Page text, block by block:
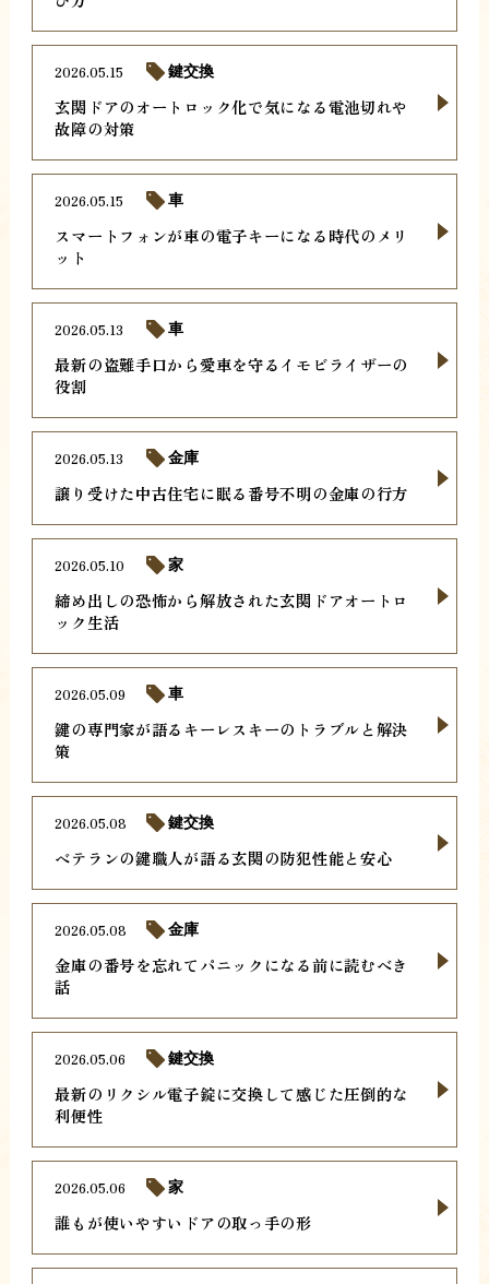
玄関ドアのオートロック化で気になる電池切れや
故障の対策
2026.05.15 鍵交換
スマートフォンが車の電子キーになる時代のメリ
ット
2026.05.15 車
最新の盗難手口から愛車を守るイモビライザーの
役割
2026.05.13 車
譲り受けた中古住宅に眠る番号不明の金庫の行方
2026.05.13 金庫
締め出しの恐怖から解放された玄関ドアオートロ
ック生活
2026.05.10 家
鍵の専門家が語るキーレスキーのトラブルと解決
策
2026.05.09 車
ベテランの鍵職人が語る玄関の防犯性能と安心
2026.05.08 鍵交換
金庫の番号を忘れてパニックになる前に読むべき
話
2026.05.08 金庫
最新のリクシル電子錠に交換して感じた圧倒的な
利便性
2026.05.06 鍵交換
誰もが使いやすいドアの取っ手の形
2026.05.06 家